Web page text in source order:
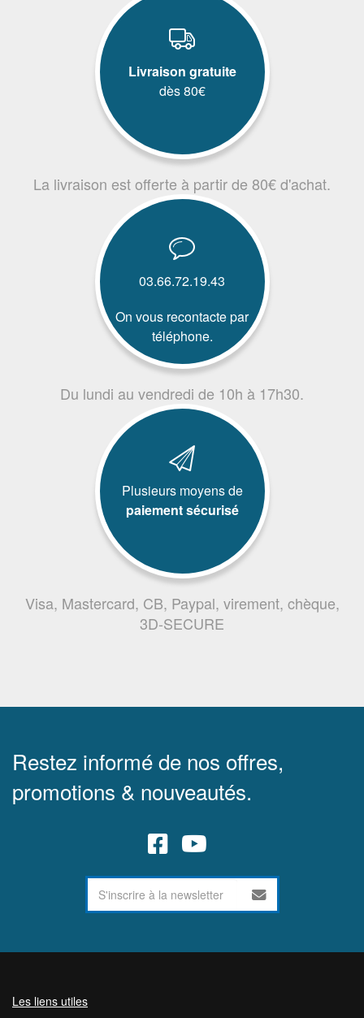
Livraison gratuite
dès 80€
La livraison est offerte à partir de 80€ d'achat.
03.66.72.19.43
On vous recontacte par
téléphone.
Du lundi au vendredi de 10h à 17h30.
Plusieurs moyens de
paiement sécurisé
Visa, Mastercard, CB, Paypal, virement, chèque,
3D-SECURE
Restez informé de nos offres,
promotions & nouveautés.
Les liens utiles